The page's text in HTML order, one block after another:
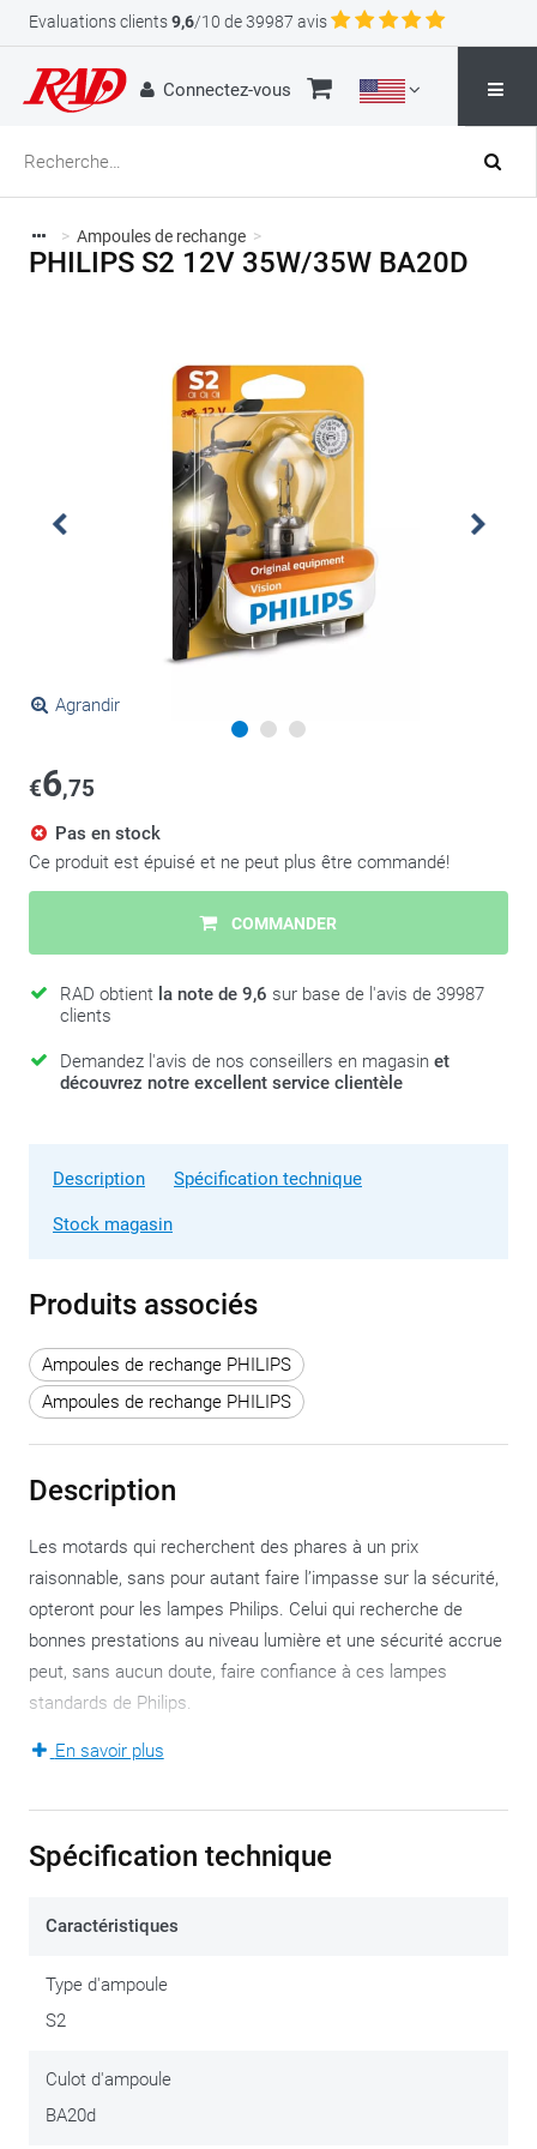
Evaluations clients9,6/10 de 39987 avis
Connectez-vous
> Ampoules de rechange >
PHILIPS S2 12V 35W/35W BA20D
Agrandir
€6,75
Pas en stock
Ce produit est épuisé et ne peut plus être commandé!
COMMANDER
RAD obtient la note de 9,6 sur base de l'avis de 39987
clients
Demandez l'avis de nos conseillers en magasin et
découvrez notre excellent service clientèle
Description Spécification technique
Stock magasin
Produits associés
Ampoules de rechange PHILIPS
Ampoules de rechange PHILIPS
Description
Les motards qui recherchent des phares à un prix
raisonnable, sans pour autant faire l’impasse sur la sécurité,
opteront pour les lampes Philips. Celui qui recherche de
bonnes prestations au niveau lumière et une sécurité accrue
peut, sans aucun doute, faire confiance à ces lampes
standards de Philips.
Spécificités:
Type de lampe: S2
Conditionnement: 1
35/35W
moto depuis une centaine d’années, et innove la technologie
utilisée par défaut par les deux et quatre roues de notre
En savoir plus
Spécification technique
Caractéristiques
Type d'ampoule
S2
Culot d'ampoule
BA20d